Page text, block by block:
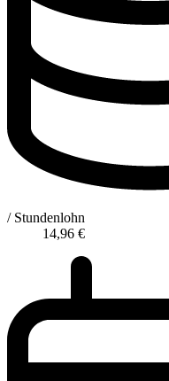
/ Stundenlohn
14,96 €